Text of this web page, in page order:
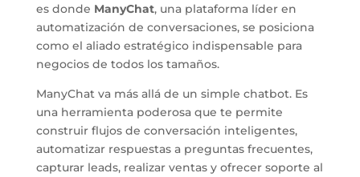
es donde ManyChat, una plataforma líder en
automatización de conversaciones, se posiciona
como el aliado estratégico indispensable para
negocios de todos los tamaños.
ManyChat va más allá de un simple chatbot. Es
una herramienta poderosa que te permite
construir flujos de conversación inteligentes,
automatizar respuestas a preguntas frecuentes,
capturar leads, realizar ventas y ofrecer soporte al